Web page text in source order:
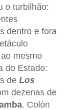
o turbilhão:
dentro e fora
mesmo
do Estado:
de Los
dezenas de
. Colón